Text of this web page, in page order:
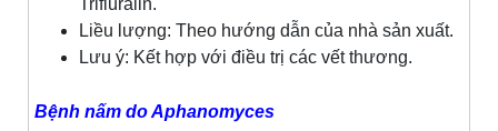
Liều lượng: Theo hướng dẫn của nhà sản xuất.
Lưu ý: Kết hợp với điều trị các vết thương.
Bệnh nấm do Aphanomyces